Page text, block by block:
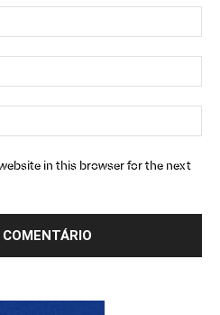
in this browser for the next